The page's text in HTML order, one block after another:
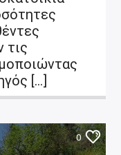
τις
[…]
0